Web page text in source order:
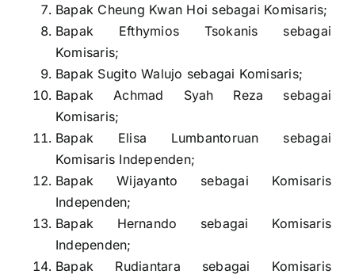
Bapak Cheung Kwan Hoi sebagai Komisaris;
Bapak Efthymios Tsokanis sebagai
Komisaris;
Bapak Sugito Walujo sebagai Komisaris;
Bapak Achmad Syah Reza sebagai
Komisaris;
Bapak Elisa Lumbantoruan sebagai
Komisaris Independen;
Bapak Wijayanto sebagai Komisaris
Independen;
Bapak Hernando sebagai Komisaris
Independen;
Bapak Rudiantara sebagai Komisaris